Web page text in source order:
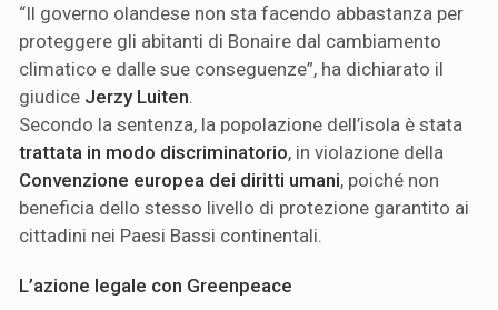
“Il governo olandese non sta facendo abbastanza per
proteggere gli abitanti di Bonaire dal cambiamento
climatico e dalle sue conseguenze”, ha dichiarato il
giudice Jerzy Luiten
Secondo la sentenza, la popolazione dell’isola è stata
trattata in modo discriminatorio, in violazione della
Convenzione europea dei diritti umani, poiché non
beneficia dello stesso livello di protezione garantito ai
cittadini nei Paesi Bassi continentali.
L’azione legale con Greenpeace